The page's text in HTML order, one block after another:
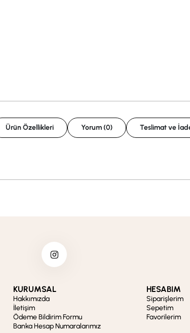
Ürün Özellikleri Yorum (0) Teslimat ve
KURUMSAL
Hakkımızda
İletişim
Ödeme Bildirim Formu
Banka Hesap Numaralarımız
HESABIM
Siparişlerim
Sepetim
Favorilerim